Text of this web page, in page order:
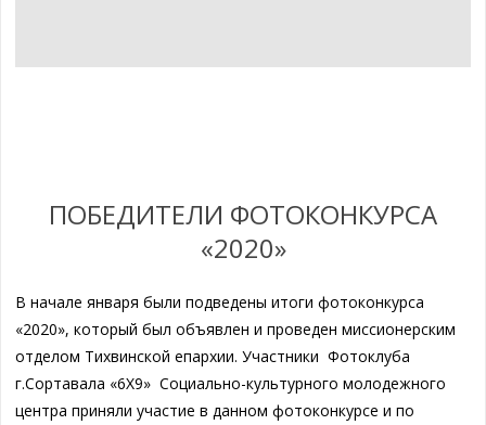
ПОБЕДИТЕЛИ ФОТОКОНКУРСА
«2020»
В начале января были подведены итоги фотоконкурса
«2020», который был объявлен и проведен миссионерским
отделом Тихвинской епархии. Участники Фотоклуба
г.Сортавала «6Х9» Социально-культурного молодежного
центра приняли участие в данном фотоконкурсе и по